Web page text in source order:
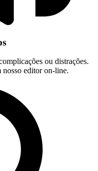
ou distrações.
nosso editor on-line.